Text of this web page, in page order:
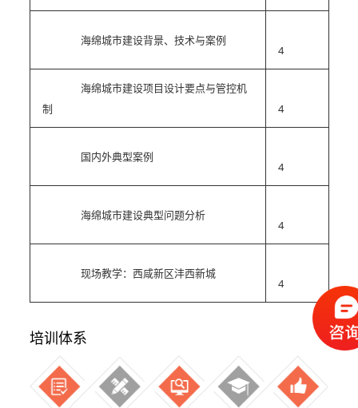
海绵城市建设背景、技术与案例
4
海绵城市建设项目设计要点与管控机
制
4
国内外典型案例
4
海绵城市建设典型问题分析
4
现场教学：西咸新区沣西新城
4
培训体系